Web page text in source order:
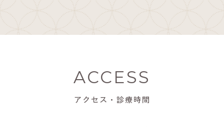
ACCESS
アクセス・診療時間